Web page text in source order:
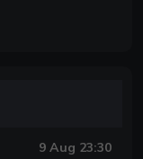
9 Aug 23:30